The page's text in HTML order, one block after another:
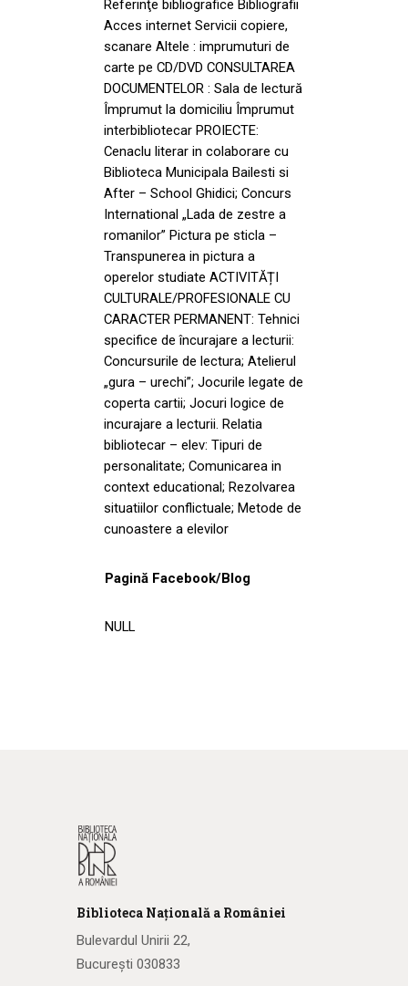
Referinţe bibliografice Bibliografii
Acces internet Servicii copiere,
scanare Altele : imprumuturi de
carte pe CD/DVD CONSULTAREA
DOCUMENTELOR : Sala de lectură
Împrumut la domiciliu Împrumut
interbibliotecar PROIECTE:
Cenaclu literar in colaborare cu
Biblioteca Municipala Bailesti si
After – School Ghidici; Concurs
International „Lada de zestre a
romanilor” Pictura pe sticla –
Transpunerea in pictura a
operelor studiate ACTIVITĂȚI
CULTURALE/PROFESIONALE CU
CARACTER PERMANENT: Tehnici
specifice de încurajare a lecturii:
Concursurile de lectura; Atelierul
„gura – urechi”; Jocurile legate de
coperta cartii; Jocuri logice de
incurajare a lecturii. Relatia
bibliotecar – elev: Tipuri de
personalitate; Comunicarea in
context educational; Rezolvarea
situatiilor conflictuale; Metode de
cunoastere a elevilor
Pagină Facebook/Blog
NULL
Biblioteca Națională a României
Bulevardul Unirii 22,
București 030833